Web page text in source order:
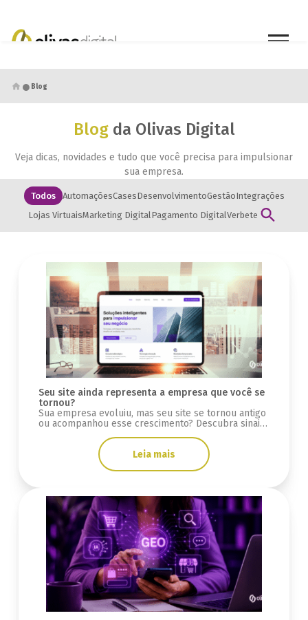
● Blog
Blog da Olivas Digital
Veja dicas, novidades e tudo que você precisa para impulsionar
sua empresa.
Todos AutomaçõesCasesDesenvolvimentoGestãoIntegrações
Lojas VirtuaisMarketing Digital Pagamento DigitalVerbete
Seu site ainda representa a empresa que você se
tornou?
Sua empresa evoluiu, mas seu site se tornou antigo
ou acompanhou esse crescimento? Descubra sinais
Leia mais